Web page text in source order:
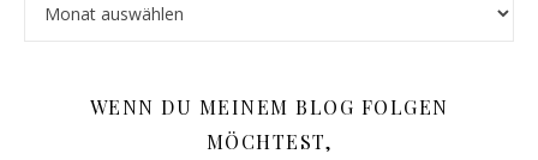
WENN DU MEINEM BLOG FOLGEN
MÖCHTEST,